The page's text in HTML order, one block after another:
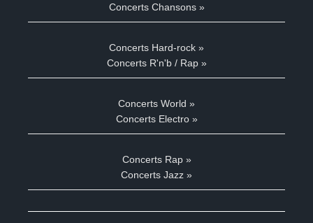
Concerts Chansons »
Concerts Hard-rock »
Concerts R'n'b / Rap »
Concerts World »
Concerts Electro »
Concerts Rap »
Concerts Jazz »